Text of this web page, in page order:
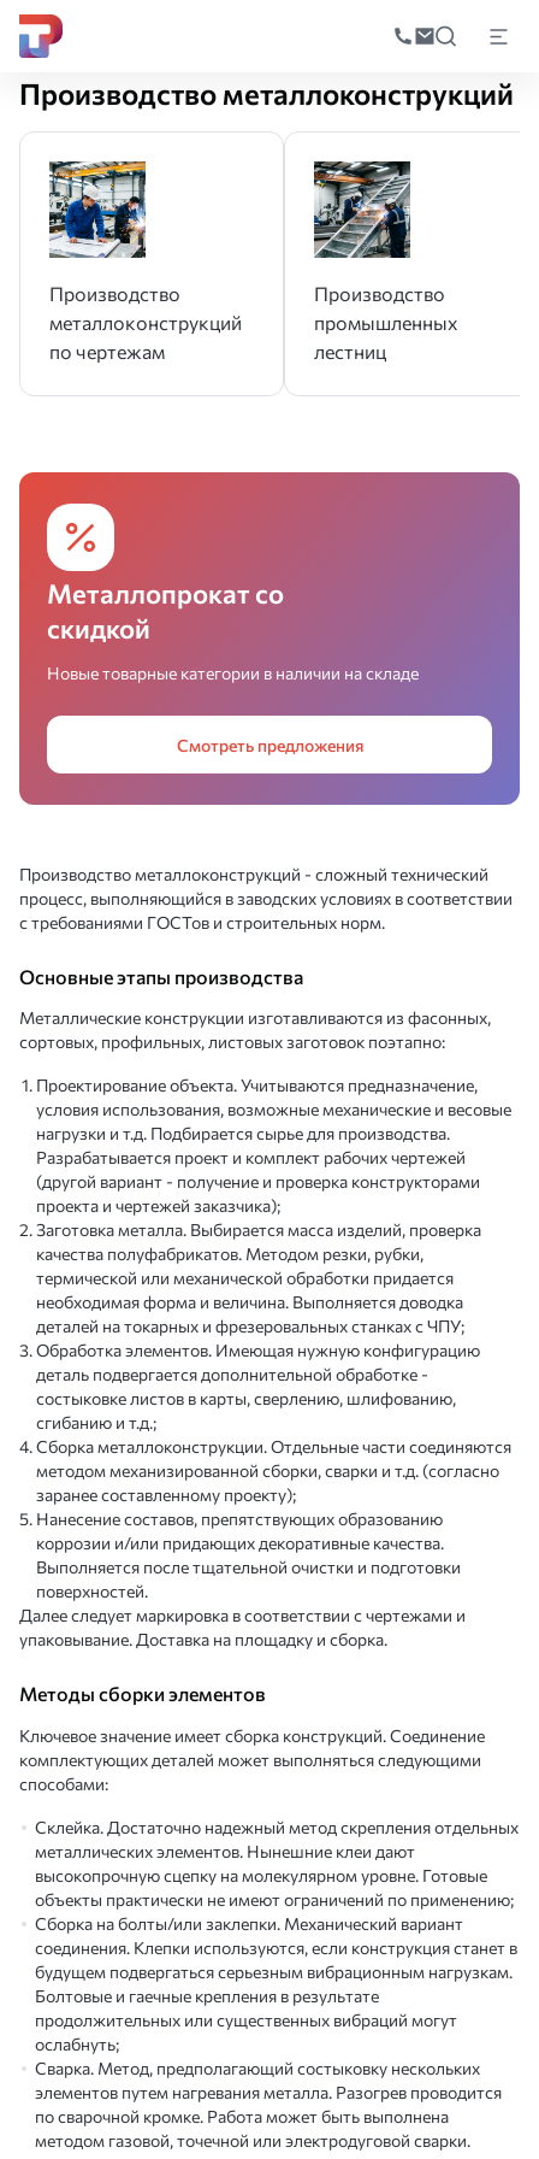
по
Главная Производство металлоконструкций
Производство металлоконструкций
Производство
металлоконструкций
по чертежам
Производство
промышленных
лестниц
Металлопрокат со
скидкой
Новые товарные категории в наличии на складе
Смотреть предложения
Производство металлоконструкций - сложный технический
процесс, выполняющийся в заводских условиях в соответствии
с требованиями ГОСТов и строительных норм.
Основные этапы производства
Металлические конструкции изготавливаются из фасонных,
сортовых, профильных, листовых заготовок поэтапно:
Проектирование объекта. Учитываются предназначение,
условия использования, возможные механические и весовые
нагрузки и т.д. Подбирается сырье для производства.
Разрабатывается проект и комплект рабочих чертежей
(другой вариант - получение и проверка конструкторами
проекта и чертежей заказчика);
Заготовка металла. Выбирается масса изделий, проверка
качества полуфабрикатов. Методом резки, рубки,
термической или механической обработки придается
необходимая форма и величина. Выполняется доводка
деталей на токарных и фрезеровальных станках с ЧПУ;
Обработка элементов. Имеющая нужную конфигурацию
деталь подвергается дополнительной обработке -
состыковке листов в карты, сверлению, шлифованию,
сгибанию и т.д.;
Сборка металлоконструкции. Отдельные части соединяются
методом механизированной сборки, сварки и т.д. (согласно
заранее составленному проекту);
Нанесение составов, препятствующих образованию
коррозии и/или придающих декоративные качества.
Выполняется после тщательной очистки и подготовки
поверхностей.
Далее следует маркировка в соответствии с чертежами и
упаковывание. Доставка на площадку и сборка.
Методы сборки элементов
Ключевое значение имеет сборка конструкций. Соединение
комплектующих деталей может выполняться следующими
способами:
Склейка. Достаточно надежный метод скрепления отдельных
металлических элементов. Нынешние клеи дают
высокопрочную сцепку на молекулярном уровне. Готовые
объекты практически не имеют ограничений по применению;
Сборка на болты/или заклепки. Механический вариант
соединения. Клепки используются, если конструкция станет в
будущем подвергаться серьезным вибрационным нагрузкам.
Болтовые и гаечные крепления в результате
продолжительных или существенных вибраций могут
ослабнуть;
Сварка. Метод, предполагающий состыковку нескольких
элементов путем нагревания металла. Разогрев проводится
по сварочной кромке. Работа может быть выполнена
методом газовой, точечной или электродуговой сварки.